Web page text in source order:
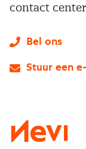
contact
Bel ons
Stuur een